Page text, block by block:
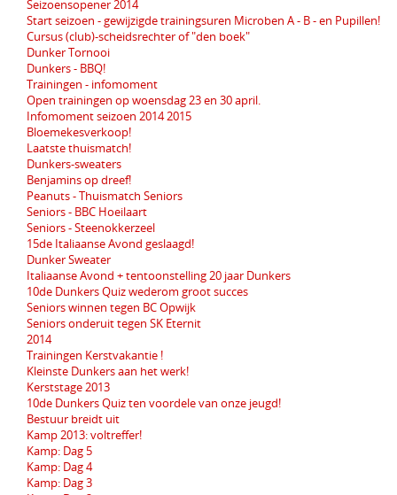
Seizoensopener 2014
Start seizoen - gewijzigde trainingsuren Microben A - B - en Pupillen!
Cursus (club)-scheidsrechter of "den boek"
Dunker Tornooi
Dunkers - BBQ!
Trainingen - infomoment
Open trainingen op woensdag 23 en 30 april.
Infomoment seizoen 2014 2015
Bloemekesverkoop!
Laatste thuismatch!
Dunkers-sweaters
Benjamins op dreef!
Peanuts - Thuismatch Seniors
Seniors - BBC Hoeilaart
Seniors - Steenokkerzeel
15de Italiaanse Avond geslaagd!
Dunker Sweater
Italiaanse Avond + tentoonstelling 20 jaar Dunkers
10de Dunkers Quiz wederom groot succes
Seniors winnen tegen BC Opwijk
Seniors onderuit tegen SK Eternit
2014
Trainingen Kerstvakantie !
Kleinste Dunkers aan het werk!
Kerststage 2013
10de Dunkers Quiz ten voordele van onze jeugd!
Bestuur breidt uit
Kamp 2013: voltreffer!
Kamp: Dag 5
Kamp: Dag 4
Kamp: Dag 3